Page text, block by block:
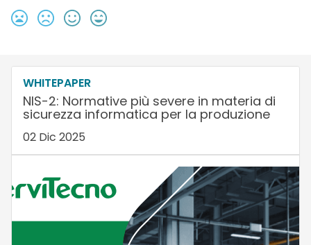
WHITEPAPER
NIS-2: Normative più severe in materia di
sicurezza informatica per la produzione
02 Dic 2025